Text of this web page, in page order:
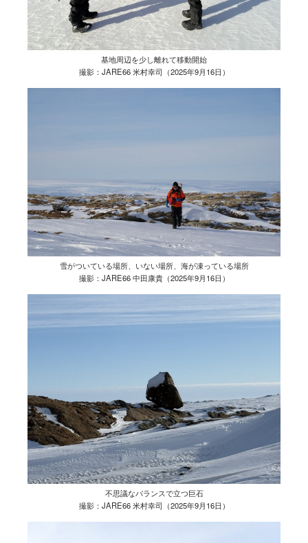
基地周辺を少し離れて移動開始
撮影：JARE66 米村幸司（2025年9月16日）
雪がついている場所、いない場所、海が凍っている場所
撮影：JARE66 中田康貴（2025年9月16日）
不思議なバランスで立つ巨石
撮影：JARE66 米村幸司（2025年9月16日）